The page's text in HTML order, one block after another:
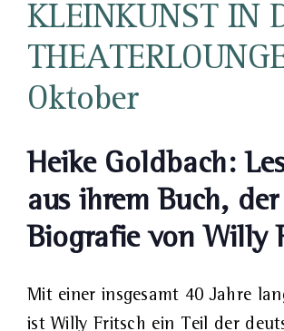
KLEINKUNST IN
Oktober
Heike Goldbach:
aus ihrem Buch, der
Biografie von Willy
Mit einer insgesamt 40 Jahre
ist Willy Fritsch ein Teil der